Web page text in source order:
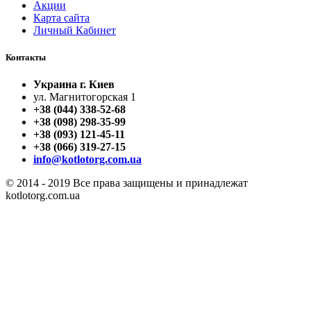
Акции
Карта сайта
Личный Кабинет
Контакты
Украина г. Киев
ул. Магнитогорская 1
+38 (044) 338-52-68
+38 (098) 298-35-99
+38 (093) 121-45-11
+38 (066) 319-27-15
info@kotlotorg.com.ua
© 2014 - 2019 Все права защищены и принадлежат
kotlotorg.com.ua